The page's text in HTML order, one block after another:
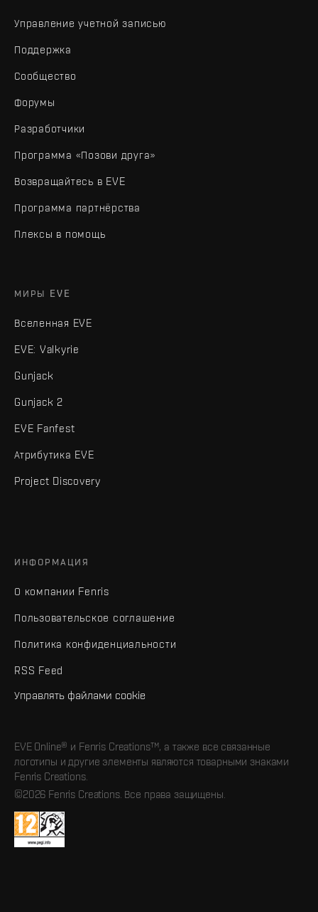
Управление учетной записью
Поддержка
Сообщество
Форумы
Разработчики
Программа «Позови друга»
Возвращайтесь в EVE
Программа партнёрства
Плексы в помощь
МИРЫ EVE
Вселенная EVE
EVE: Valkyrie
Gunjack
Gunjack 2
EVE Fanfest
Атрибутика EVE
Project Discovery
ИНФОРМАЦИЯ
О компании Fenris
Пользовательское соглашение
Политика конфиденциальности
RSS Feed
Управлять файлами cookie
EVE Online® и Fenris Creations™, а также все связанные
логотипы и другие элементы являются товарными знаками
Fenris Creations.
©2026 Fenris Creations. Все права защищены.